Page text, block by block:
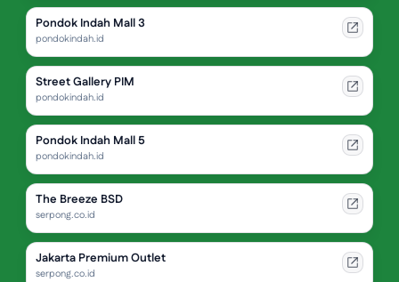
Pondok Indah Mall 3
pondokindah.id
Street Gallery PIM
pondokindah.id
Pondok Indah Mall 5
pondokindah.id
The Breeze BSD
serpong.co.id
Jakarta Premium Outlet
serpong.co.id